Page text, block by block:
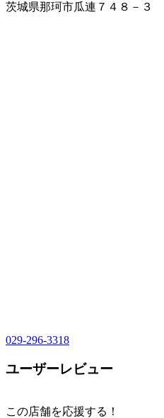
茨城県那珂市瓜連７４８－３
029-296-3318
ユーザーレビュー
この店舗を応援する！